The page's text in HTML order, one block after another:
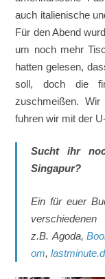
auch italienische
Für den Abend
um noch mehr
hatten gelesen,
soll, doch die
zuschmeißen.
fuhren wir mit der
Sucht ihr
Singapur?
Ein für euer
z.B. Agoda,
om,